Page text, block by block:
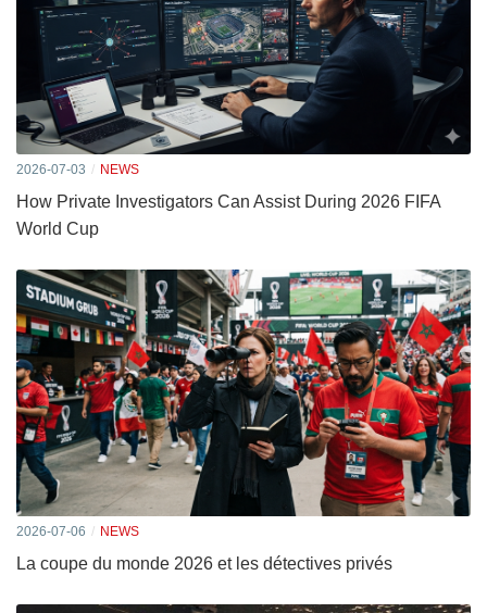
2026-07-03 NEWS
How Private Investigators Can Assist During 2026 FIFA
World Cup
2026-07-06 NEWS
La coupe du monde 2026 et les détectives privés